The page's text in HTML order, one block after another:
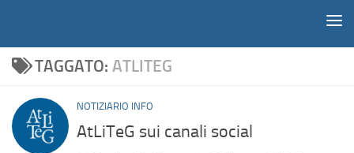
TAGGATO: ATLITEG
NOTIZIARIO INFO
AtLiTeG sui canali social